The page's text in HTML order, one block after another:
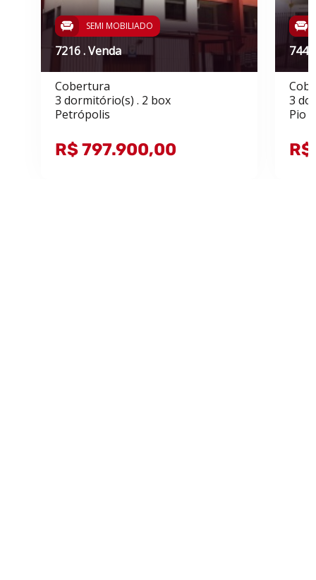
SEMI MOBILIADO
7216 . Venda
Cobertura
3 dormitório(s) . 2 box
Petrópolis
R$ 797.900,00
3
Pio X